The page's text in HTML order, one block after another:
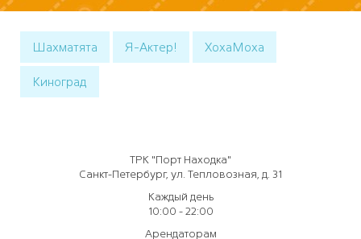
Шахматята Я-Актер! ХохаМоха
Киноград
Каждый день
10:00 - 22:00
Арендаторам
ТРК "Порт Находка"
Санкт-Петербург, ул. Тепловозная, д. 31